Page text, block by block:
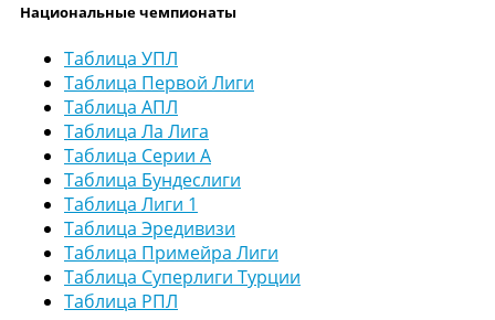
Национальные чемпионаты
Таблица УПЛ
Таблица Первой Лиги
Таблица АПЛ
Таблица Ла Лига
Таблица Серии А
Таблица Бундеслиги
Таблица Лиги 1
Таблица Эредивизи
Таблица Примейра Лиги
Таблица Суперлиги Турции
Таблица РПЛ